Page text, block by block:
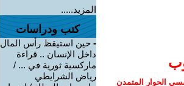
الحوار المتمدن
المزيد.....
كتب ودراسات
- حين استيقظ رأس المال
داخل الإنسان .. قراءة
ماركسية ثورية في ... /
رياض الشرايطي